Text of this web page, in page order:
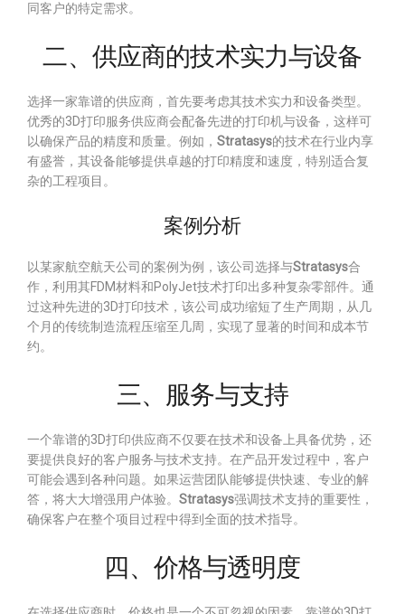
同客户的特定需求。
二、供应商的技术实力与设备
选择一家靠谱的供应商，首先要考虑其技术实力和设备类型。
优秀的3D打印服务供应商会配备先进的打印机与设备，这样可
以确保产品的精度和质量。例如， Stratasys的技术在行业内享
有盛誉，其设备能够提供卓越的打印精度和速度，特别适合复
杂的工程项目。
案例分析
以某家航空航天公司的案例为例，该公司选择与Stratasys合
作，利用其FDM材料和PolyJet技术打印出多种复杂零部件。通
过这种先进的3D打印技术，该公司成功缩短了生产周期，从几
个月的传统制造流程压缩至几周，实现了显著的时间和成本节
约。
三、服务与支持
一个靠谱的3D打印供应商不仅要在技术和设备上具备优势，还
要提供良好的客户服务与技术支持。在产品开发过程中，客户
可能会遇到各种问题。如果运营团队能够提供快速、专业的解
答，将大大增强用户体验。 Stratasys强调技术支持的重要性，
确保客户在整个项目过程中得到全面的技术指导。
四、价格与透明度